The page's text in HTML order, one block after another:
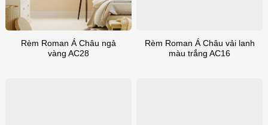
Rèm Roman Á Châu ngả
vàng AC28
Rèm Roman Á Châu vải lanh
màu trắng AC16